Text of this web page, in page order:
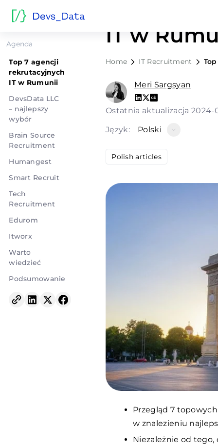
Agenda
Top 7 agencji
rekrutacyjnych
IT w Rumunii
DevsData LLC
– najlepszy
wybór
Brain Source
Recruitment
Humangest
Smart Recruit
Tech
Recruitment
Edurom
Itworx
Warto
wiedzieć
Podsumowanie
IT w
Home IT Recruitment
Meri Sargsyan
Ostatnia aktualizacja
Język: Polski
Polish articles
Przegląd 7
w znalezieniu
Niezależnie od